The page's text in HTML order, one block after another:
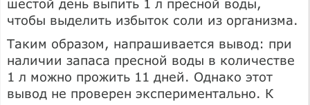
шестой день выпить 1 л пресной воды,
чтобы выделить избыток соли из организма.
Таким образом, напрашивается вывод: при
наличии запаса пресной воды в количестве
1 л можно прожить 11 дней. Однако этот
вывод не проверен экспериментально. К